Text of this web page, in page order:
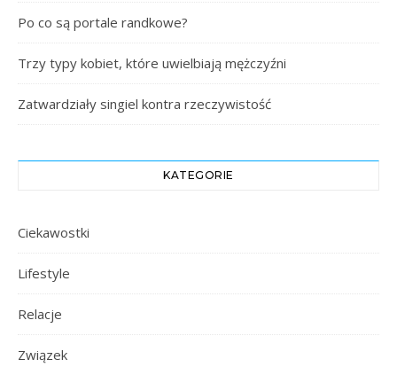
Po co są portale randkowe?
Trzy typy kobiet, które uwielbiają mężczyźni
Zatwardziały singiel kontra rzeczywistość
KATEGORIE
Ciekawostki
Lifestyle
Relacje
Związek